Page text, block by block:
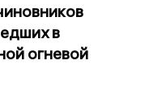
в
огневой